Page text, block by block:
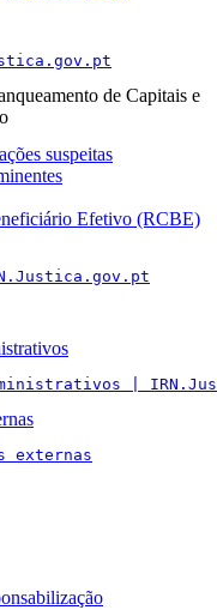
de Capitais e
suspeitas
Efetivo (RCBE)
|
externas